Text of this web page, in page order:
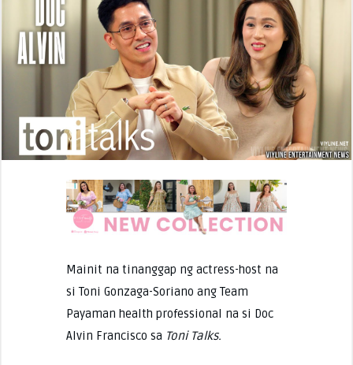
Mainit na tinanggap ng actress-host na
si Toni Gonzaga-Soriano ang Team
Payaman health professional na si Doc
Alvin Francisco sa Toni Talks.